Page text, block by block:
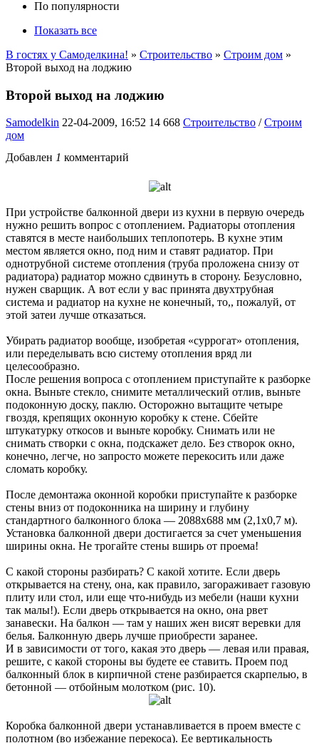
По популярности
Показать все
В гостях у Самоделкина! » Строительство » Строим дом »
Второй выход на лоджию
Второй выход на лоджию
Samodelkin 22-04-2009, 16:52 14 668 Строительство /Строим
дом
Добавлен 1 комментарий
При устройстве балконной двери из кухни в первую очередь
нужно решить вопрос с отоплением. Радиаторы отопления
ставятся в месте наибольших теплопотерь. В кухне этим
местом является окно, под ним и ставят радиатор. При
однотрубной системе отопления (труба проложена снизу от
радиатора) радиатор можно сдвинуть в сторону. Безусловно,
нужен сварщик. А вот если у вас принята двухтрубная
система и радиатор на кухне не конечный, то,, пожалуй, от
этой затеи лучше отказаться.
Убирать радиатор вообще, изобретая «суррогат» отопления,
или переделывать всю систему отопления вряд ли
целесообразно.
После решения вопроса с отоплением приступайте к разборке
окна. Выньте стекло, снимите металлический отлив, выньте
подоконную доску, паклю. Осторожно вытащите четыре
гвоздя, крепящих оконную коробку к стене. Сбейте
штукатурку откосов и выньте коробку. Снимать или не
снимать створки с окна, подскажет дело. Без створок окно,
конечно, легче, но запросто можете перекосить или даже
сломать коробку.
После демонтажа оконной коробки приступайте к разборке
стены вниз от подоконника на ширину и глубину
стандартного балконного блока — 2088x688 мм (2,1x0,7 м).
Установка балконной двери достигается за счет уменьшения
ширины окна. Не трогайте стены вширь от проема!
С какой стороны разбирать? С какой хотите. Если дверь
открывается на стену, она, как правило, загораживает газовую
плиту или стол, или еще что-нибудь из мебели (наши кухни
так малы!). Если дверь открывается на окно, она рвет
занавески. На балкон — там у наших жен висят веревки для
белья. Балконную дверь лучше приобрести заранее.
И в зависимости от того, какая это дверь — левая или правая,
решите, с какой стороны вы будете ее ставить. Проем под
балконный блок в кирпичной стене разбирается скарпелью, в
бетонной — отбойным молотком (рис. 10).
Коробка балконной двери устанавливается в проем вместе с
полотном (во избежание перекоса). Ее вертикальность